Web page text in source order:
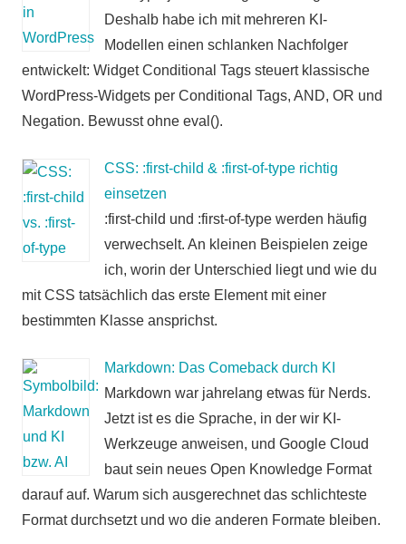
Deshalb habe ich mit mehreren KI-
Modellen einen schlanken Nachfolger
entwickelt: Widget Conditional Tags steuert klassische
WordPress-Widgets per Conditional Tags, AND, OR und
Negation. Bewusst ohne eval().
CSS: :first-child & :first-of-type richtig
einsetzen
:first-child und :first-of-type werden häufig
verwechselt. An kleinen Beispielen zeige
ich, worin der Unterschied liegt und wie du
mit CSS tatsächlich das erste Element mit einer
bestimmten Klasse ansprichst.
Markdown: Das Comeback durch KI
Markdown war jahrelang etwas für Nerds.
Jetzt ist es die Sprache, in der wir KI-
Werkzeuge anweisen, und Google Cloud
baut sein neues Open Knowledge Format
darauf auf. Warum sich ausgerechnet das schlichteste
Format durchsetzt und wo die anderen Formate bleiben.